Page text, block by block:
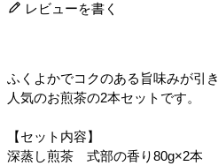
レビューを書く
ふくよかでコクのある旨味みが引
人気のお煎茶の2本セットです。
【セット内容】
深蒸し煎茶 式部の香り80g×2本